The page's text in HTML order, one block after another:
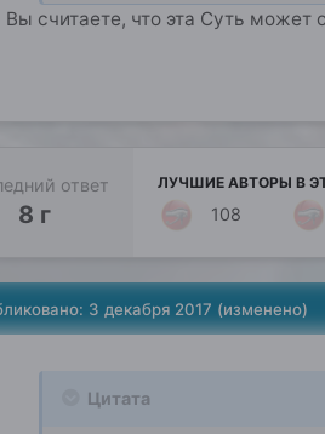
Вы считаете, что эта Суть может
ответ
8 г
ЛУЧШИЕ АВТОРЫ В
108
3 декабря 2017 (изменено)
Цитата